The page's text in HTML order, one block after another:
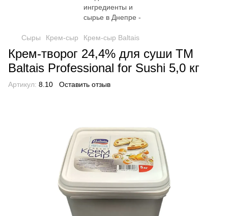
Сыры Крем-сыр Крем-сыр Baltais
Крем-творог 24,4% для суши TM
Baltais Professional for Sushi 5,0 кг
Артикул: 8.10 Оставить отзыв